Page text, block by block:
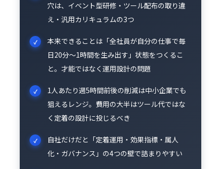
穴は、イベント型研修・ツール配布の取り違
え・汎用カリキュラムの3つ
本来できることは「全社員が自分の仕事で毎
日20分〜1時間を生み出す」状態をつくるこ
と。才能ではなく運用設計の問題
1人あたり週5時間前後の削減は中小企業でも
狙えるレンジ。費用の大半はツール代ではな
く定着の設計に投じるべき
自社だけだと「定着運用・効果指標・属人
化・ガバナンス」の4つの壁で詰まりやすい